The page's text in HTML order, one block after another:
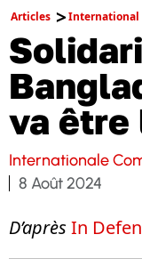
Articles International
va être
Internationale
8 Août 2024
D’après In